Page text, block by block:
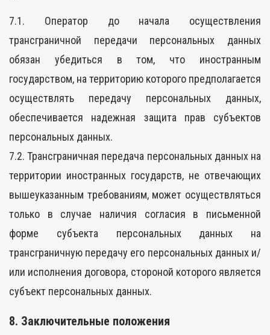
7.1. Оператор до начала осуществления
трансграничной передачи персональных данных
обязан убедиться в том, что иностранным
государством, на территорию которого предполагается
осуществлять передачу персональных данных,
обеспечивается надежная защита прав субъектов
персональных данных.
7.2. Трансграничная передача персональных данных на
территории иностранных государств, не отвечающих
вышеуказанным требованиям, может осуществляться
только в случае наличия согласия в письменной
форме субъекта персональных данных на
трансграничную передачу его персональных данных и/
или исполнения договора, стороной которого является
субъект персональных данных.
8. Заключительные положения